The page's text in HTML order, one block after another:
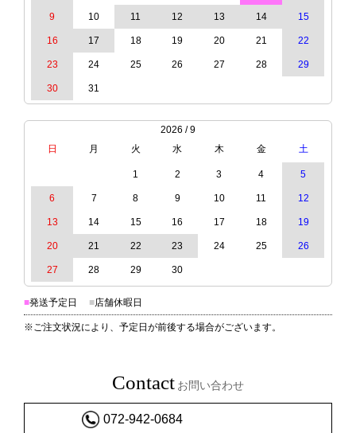
9 10 11 12 13 14 15
16 17 18 19 20 21 22
23 24 25 26 27 28 29
30 31
2026 / 9
日
月 火 水 木 金 土
1 2 3 4 5
6 7 8 9 10 11 12
13 14 15 16 17 18 19
20 21 22 23 24 25 26
27 28 29 30
■発送予定日 ■店舗休暇日
※ご注文状況により、予定日が前後する場合がございます。
Contact お問い合わせ
072-942-0684